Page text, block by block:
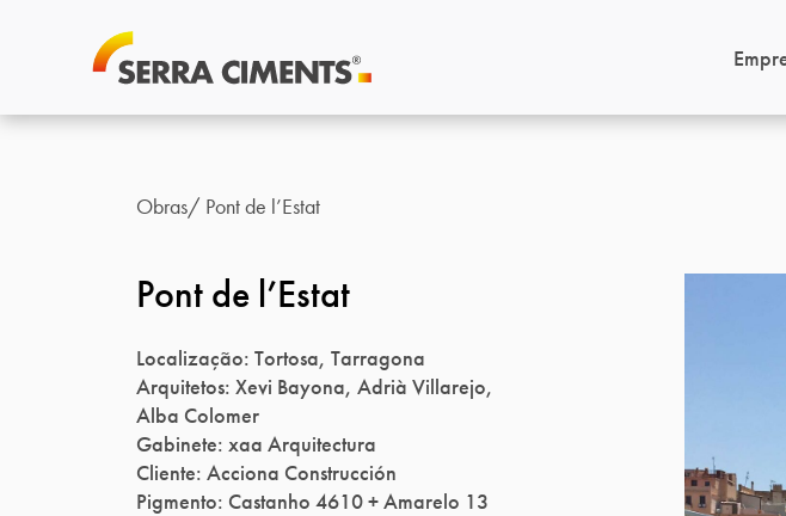
Obras Pont de l’Estat
Pont de l’Estat
Localização: Tortosa, Tarragona
Arquitetos: Xevi Bayona, Adrià Villarejo,
Alba Colomer
Gabinete: xaa Arquitectura
Cliente: Acciona Construcción
Pigmento: Castanho 4610 + Amarelo 13